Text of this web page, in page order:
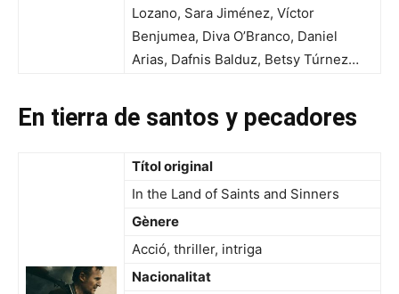
Lozano, Sara Jiménez, Víctor
Benjumea, Diva O’Branco, Daniel
Arias, Dafnis Balduz, Betsy Túrnez…
En tierra de santos y pecadores
Títol original
In the Land of Saints and Sinners
Gènere
Acció, thriller, intriga
Nacionalitat